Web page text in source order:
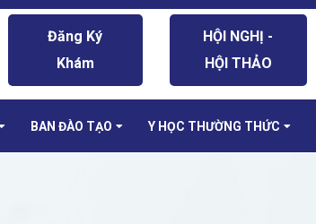
Đăng Ký
Khám
HỘI NGHỊ -
HỘI THẢO
BAN ĐÀO TẠO Y HỌC THƯỜNG THỨC